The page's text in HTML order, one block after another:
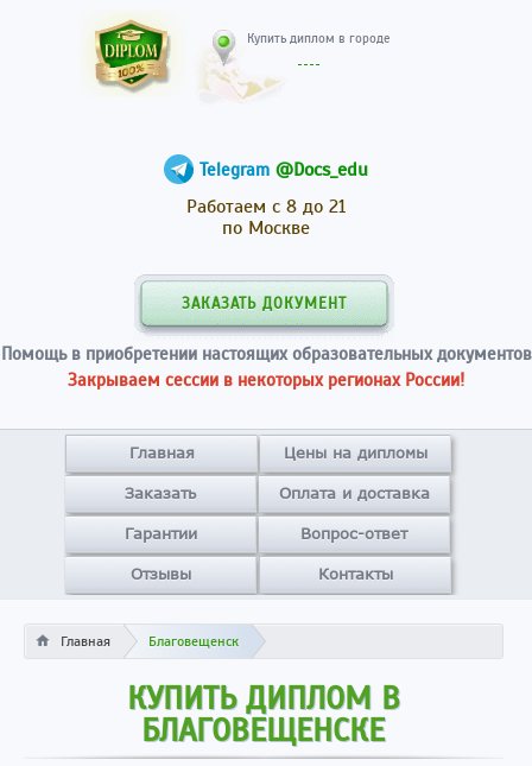
Telegram @Docs_edu
Работаем с 8 до 21
по Москве
ЗАКАЗАТЬ ДОКУМЕНТ
Помощь в приобретении настоящих образовательных документов
Закрываем сессии в некоторых регионах России!
Главная Цены на дипломы
Заказать Оплата и доставка
Гарантии Вопрос-ответ
Отзывы Контакты
Главная Благовещенск
КУПИТЬ ДИПЛОМ В
БЛАГОВЕЩЕНСКЕ